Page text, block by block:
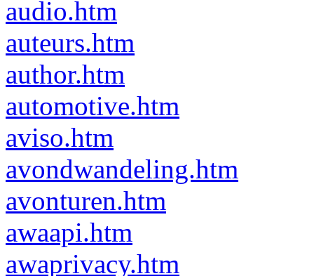
audio.htm
auteurs.htm
author.htm
automotive.htm
aviso.htm
avondwandeling.htm
avonturen.htm
awaapi.htm
awaprivacy.htm